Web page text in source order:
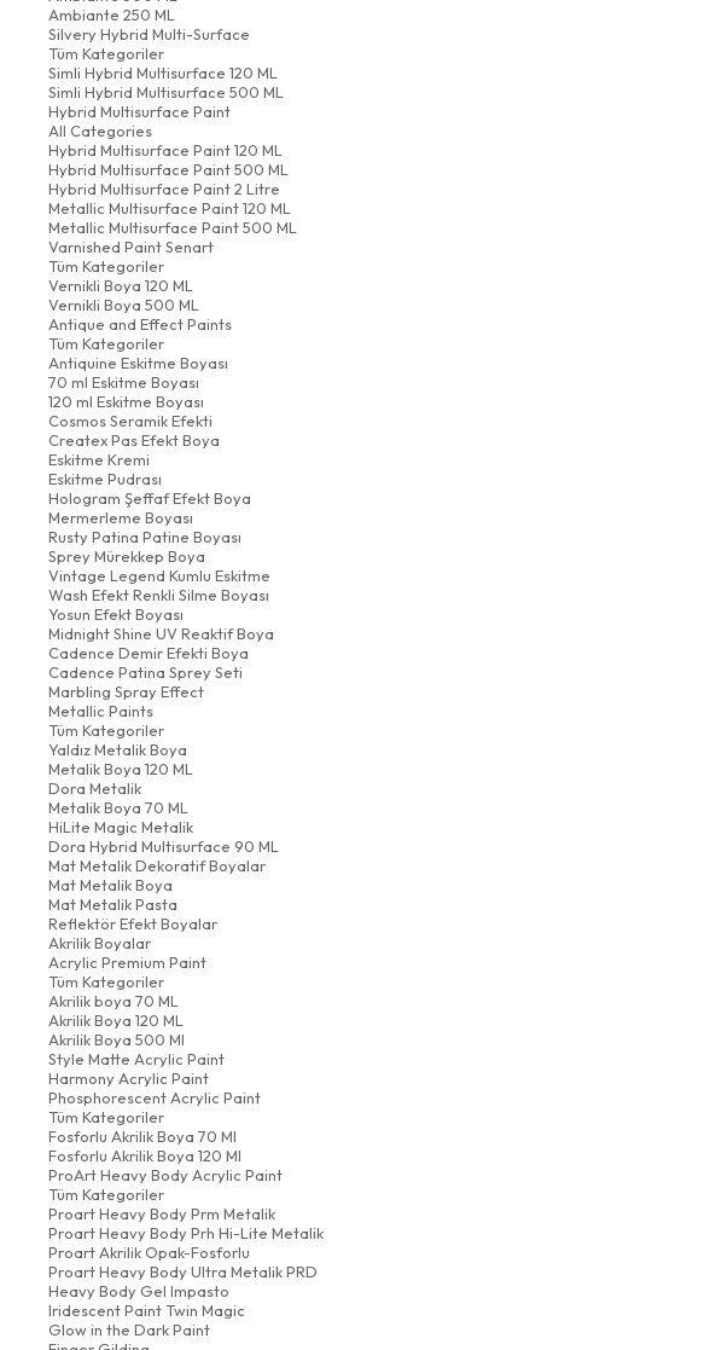
Ambiante 250 ML
Silvery Hybrid Multi-Surface
Tüm Kategoriler
Simli Hybrid Multisurface 120 ML
Simli Hybrid Multisurface 500 ML
Hybrid Multisurface Paint
All Categories
Hybrid Multisurface Paint 120 ML
Hybrid Multisurface Paint 500 ML
Hybrid Multisurface Paint 2 Litre
Metallic Multisurface Paint 120 ML
Metallic Multisurface Paint 500 ML
Varnished Paint Senart
Tüm Kategoriler
Vernikli Boya 120 ML
Vernikli Boya 500 ML
Antique and Effect Paints
Tüm Kategoriler
Antiquine Eskitme Boyası
70 ml Eskitme Boyası
120 ml Eskitme Boyası
Cosmos Seramik Efekti
Createx Pas Efekt Boya
Eskitme Kremi
Eskitme Pudrası
Hologram Şeffaf Efekt Boya
Mermerleme Boyası
Rusty Patina Patine Boyası
Sprey Mürekkep Boya
Vintage Legend Kumlu Eskitme
Wash Efekt Renkli Silme Boyası
Yosun Efekt Boyası
Midnight Shine UV Reaktif Boya
Cadence Demir Efekti Boya
Cadence Patina Sprey Seti
Marbling Spray Effect
Metallic Paints
Tüm Kategoriler
Yaldız Metalik Boya
Metalik Boya 120 ML
Dora Metalik
Metalik Boya 70 ML
HiLite Magic Metalik
Dora Hybrid Multisurface 90 ML
Mat Metalik Dekoratif Boyalar
Mat Metalik Boya
Mat Metalik Pasta
Reflektör Efekt Boyalar
Akrilik Boyalar
Acrylic Premium Paint
Tüm Kategoriler
Akrilik boya 70 ML
Akrilik Boya 120 ML
Akrilik Boya 500 Ml
Style Matte Acrylic Paint
Harmony Acrylic Paint
Phosphorescent Acrylic Paint
Tüm Kategoriler
Fosforlu Akrilik Boya 70 Ml
Fosforlu Akrilik Boya 120 Ml
ProArt Heavy Body Acrylic Paint
Tüm Kategoriler
Proart Heavy Body Prm Metalik
Proart Heavy Body Prh Hi-Lite Metalik
Proart Akrilik Opak-Fosforlu
Proart Heavy Body Ultra Metalik PRD
Heavy Body Gel Impasto
Iridescent Paint Twin Magic
Glow in the Dark Paint